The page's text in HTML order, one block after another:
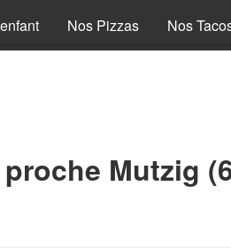
Nos Pizzas Nos
Mutzig